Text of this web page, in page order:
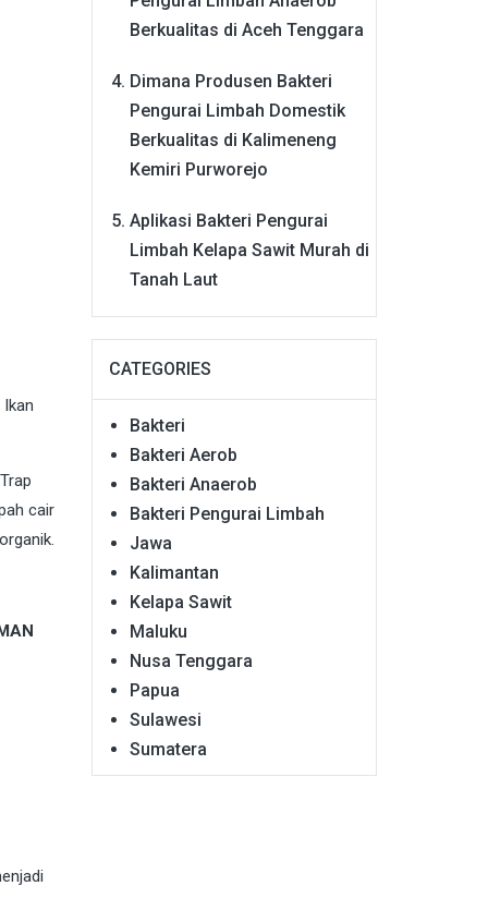
cair
Berkualitas di Aceh Tenggara
Dimana Produsen Bakteri
Pengurai Limbah Domestik
Berkualitas di Kalimeneng
Kemiri Purworejo
Aplikasi Bakteri Pengurai
Limbah Kelapa Sawit Murah di
Tanah Laut
CATEGORIES
Bakteri
Bakteri Aerob
Bakteri Anaerob
Bakteri Pengurai Limbah
Jawa
Kalimantan
Kelapa Sawit
Maluku
Nusa Tenggara
Papua
Sulawesi
Sumatera